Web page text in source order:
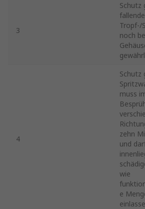
3
Schutz
Tropf-/
noch
4
Schutz
muss
zehn
und
wie
e